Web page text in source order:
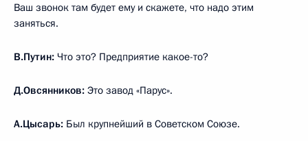
Ваш звонок там будет ему и скажете, что надо этим
заняться.
В.Путин: Что это? Предприятие какое-то?
Д.Овсянников: Это завод «Парус».
А.Цысарь: Был крупнейший в Советском Союзе.